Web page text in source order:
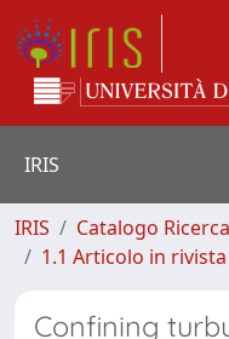
IRIS
IRIS Catalogo Ricerca
1.1 Articolo in rivista
Confining